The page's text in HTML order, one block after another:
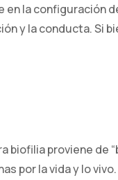
la configuración
y la conducta. Si
proviene de
por la vida y lo